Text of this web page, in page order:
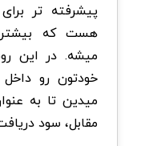
پیشرفته تر
هست که بیشتر
میشه. در این
خودتون رو داخل
میدین تا به
مقابل، سود